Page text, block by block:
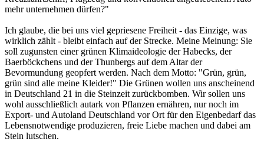
mehr unternehmen dürfen?"
Ich glaube, die bei uns viel gepriesene Freiheit - das Einzige, was
wirklich zählt - bleibt einfach auf der Strecke. Meine Meinung: Sie
soll zugunsten einer grünen Klimaideologie der Habecks, der
Baerböckchens und der Thunbergs auf dem Altar der
Bevormundung geopfert werden. Nach dem Motto: "Grün, grün,
grün sind alle meine Kleider!" Die Grünen wollen uns anscheinend
in Deutschland 21 in die Steinzeit zurückbomben. Wir sollen uns
wohl ausschließlich autark von Pflanzen ernähren, nur noch im
Export- und Autoland Deutschland vor Ort für den Eigenbedarf das
Lebensnotwendige produzieren, freie Liebe machen und dabei am
Stein lutschen.